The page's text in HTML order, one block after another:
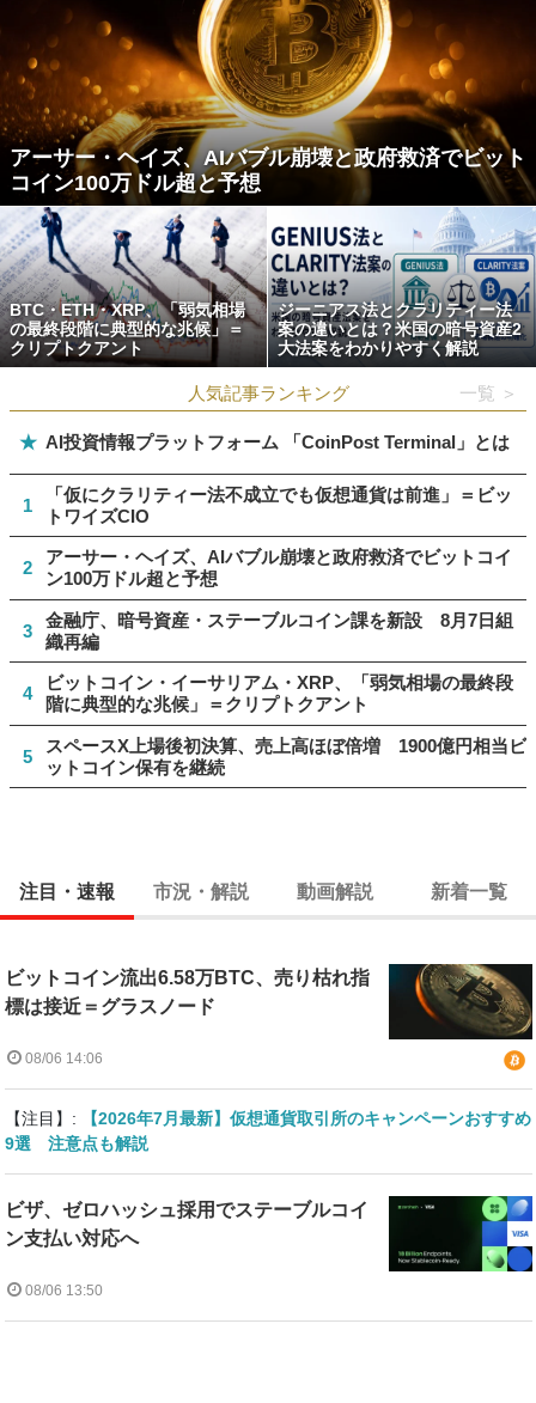
アーサー・ヘイズ、AIバブル崩壊と政府救済でビット
コイン100万ドル超と予想
BTC・ETH・XRP、「弱気相場
の最終段階に典型的な兆候」＝
クリプトクアント
ジーニアス法とクラリティー法
案の違いとは？米国の暗号資産2
大法案をわかりやすく解説
人気記事ランキング 一覧 ＞
★ AI投資情報プラットフォーム 「CoinPost Terminal」とは
1
「仮にクラリティー法不成立でも仮想通貨は前進」＝ビッ
トワイズCIO
2
アーサー・ヘイズ、AIバブル崩壊と政府救済でビットコイ
ン100万ドル超と予想
3
金融庁、暗号資産・ステーブルコイン課を新設 8月7日組
織再編
4
ビットコイン・イーサリアム・XRP、「弱気相場の最終段
階に典型的な兆候」＝クリプトクアント
5
スペースX上場後初決算、売上高ほぼ倍増 1900億円相当ビ
ットコイン保有を継続
注目・速報 市況・解説 動画解説 新着一覧
ビットコイン流出6.58万BTC、売り枯れ指
標は接近＝グラスノード
08/06 14:06
【注目】:
【2026年7月最新】仮想通貨取引所のキャンペーンおすすめ
9選 注意点も解説
ビザ、ゼロハッシュ採用でステーブルコイ
ン支払い対応へ
08/06 13:50